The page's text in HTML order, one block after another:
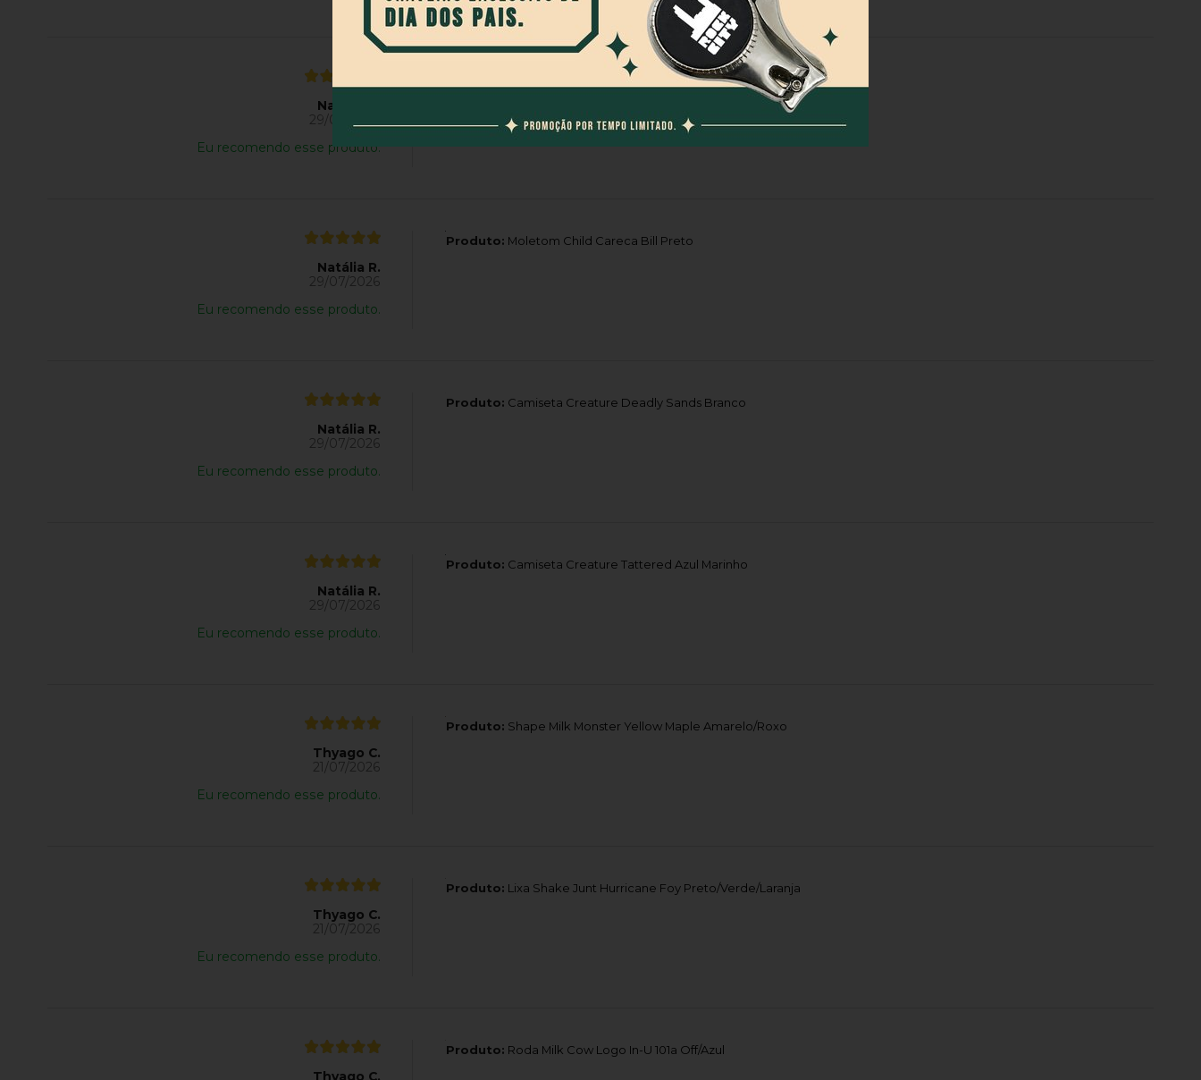
Natália R.
29/07/2026
Eu recomendo esse produto.
Camiseta Creature Strikefast Relic Front Preto
Natália R.
29/07/2026
Eu recomendo esse produto.
Produto: Moletom Child Careca Bill Preto
Natália R.
29/07/2026
Eu recomendo esse produto.
Produto: Camiseta Creature Deadly Sands Branco
Natália R.
29/07/2026
Eu recomendo esse produto.
Produto: Camiseta Creature Tattered Azul Marinho
Thyago C.
21/07/2026
Eu recomendo esse produto.
Produto: Shape Milk Monster Yellow Maple Amarelo/Roxo
Thyago C.
21/07/2026
Eu recomendo esse produto.
Produto: Lixa Shake Junt Hurricane Foy Preto/Verde/Laranja
Thyago C.
Produto: Roda Milk Cow Logo In-U 101a Off/Azul